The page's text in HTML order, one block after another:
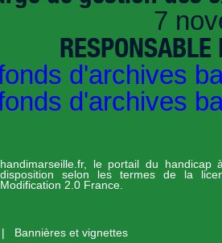
7
handimarseille.fr, le portail du handicap
disposition selon les termes de la
Modification 2.0 France.
Bannières et vignettes